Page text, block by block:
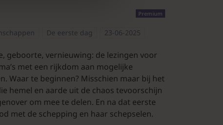
Premium
De eerste dag 23-06-2025
geboorte, vernieuwing: de lezingen voor
met een rijkdom aan mogelijke
Waar te beginnen? Misschien maar bij het
hemel en aarde uit de chaos tevoorschijn
om mee te delen. En na dat eerste
met de schepping en haar schepselen.